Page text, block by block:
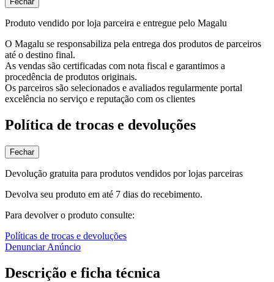
Produto vendido por loja parceira e entregue pelo Magalu
O Magalu se responsabiliza pela entrega dos produtos de parceiros
até o destino final.
As vendas são certificadas com nota fiscal e garantimos a
procedência de produtos originais.
Os parceiros são selecionados e avaliados regularmente portal
excelência no serviço e reputação com os clientes
Política de trocas e devoluções
Fechar
Devolução gratuita para produtos vendidos por lojas parceiras
Devolva seu produto em até 7 dias do recebimento.
Para devolver o produto consulte:
Políticas de trocas e devoluções
Denunciar Anúncio
Descrição e ficha técnica